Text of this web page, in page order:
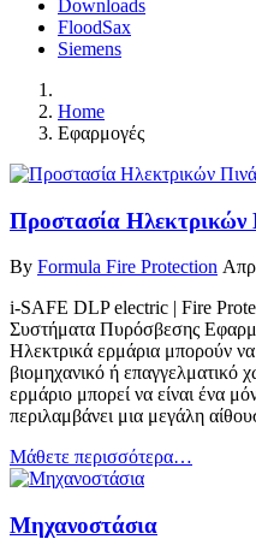
Downloads
FloodSax
Siemens
Home
Εφαρμογές
Προστασία Ηλεκτρικών
By Formula Fire Protection
i-SAFE DLP electric | Fire
Συστήματα Πυρόσβεσης
Ηλεκτρικά ερμάρια μπορούν
βιομηχανικό ή επαγγελματικό
ερμάριο μπορεί να είναι ένα
περιλαμβάνει μια μεγάλη
Μάθετε περισσότερα…
Μηχανοστάσια